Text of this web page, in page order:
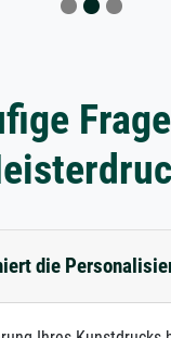
die